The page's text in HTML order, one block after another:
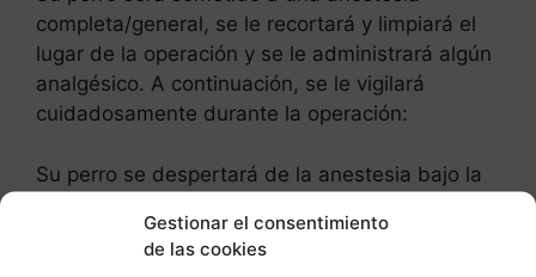
Gestionar el consentimiento
de las cookies
completa/general, se le recortará y limpiará el
lugar de la operación y se le administrará algún
analgésico. A continuación, se le vigilará
cuidadosamente durante la operación:
Su perro se despertará de la anestesia bajo la
enfermera. A continuación, se le colocará en
una perrera cálida y cómoda para que se